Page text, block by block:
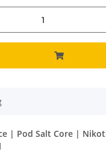
| Pod Salt Core |